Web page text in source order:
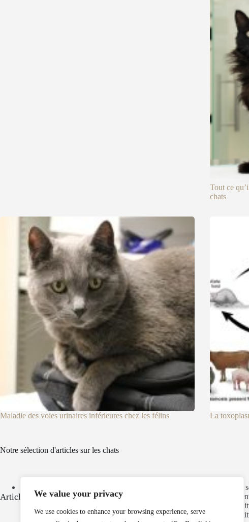
We value your privacy
We use cookies to enhance your browsing experience, serve
Tout ce
chats
Maladie des voies urinaires inférieures chez les félins La
Notre sélection d'articles sur les chats
Croquettes pour chat : comment les choisir ? Quels sont les critères
Articles populaires